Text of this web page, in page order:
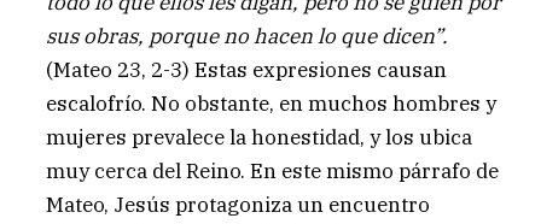
sus obras, porque no hacen lo que dicen”.
(Mateo 23, 2-3) Estas expresiones causan
escalofrío. No obstante, en muchos hombres y
mujeres prevalece la honestidad, y los ubica
muy cerca del Reino. En este mismo párrafo de
Mateo, Jesús protagoniza un encuentro